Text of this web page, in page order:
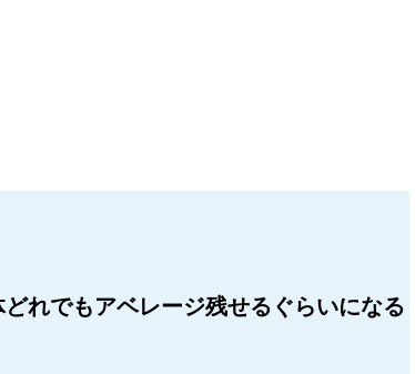
れでもアベレージ残せるぐらいになる